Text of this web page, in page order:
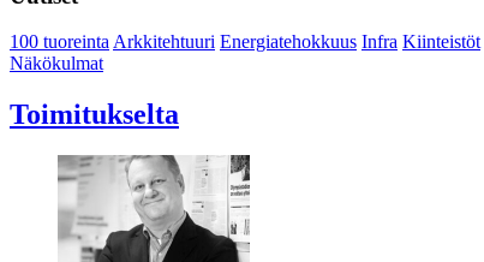
100 tuoreintaArkkitehtuuri Energiatehokkuus Infra Kiinteistöt
Näkökulmat
Toimitukselta